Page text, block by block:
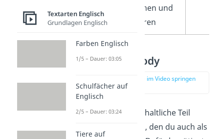
Madam
Damen und
Herren
Hauptteil – body
zur Stelle im Video springen
(02:25)
Jetzt kommt der inhaltliche Teil
deiner Bewerbung, den du auch als
Textarten Englisch
Grundlagen Englisch
Farben Englisch
1/5 – Dauer: 03:05
Schulfächer auf
Englisch
2/5 – Dauer: 03:24
Tiere auf